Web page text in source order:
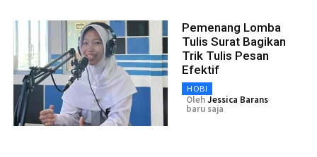
Pemenang Lomba
Tulis Surat Bagikan
Trik Tulis Pesan
Efektif
HOBI
OlehJessica Barans
baru saja